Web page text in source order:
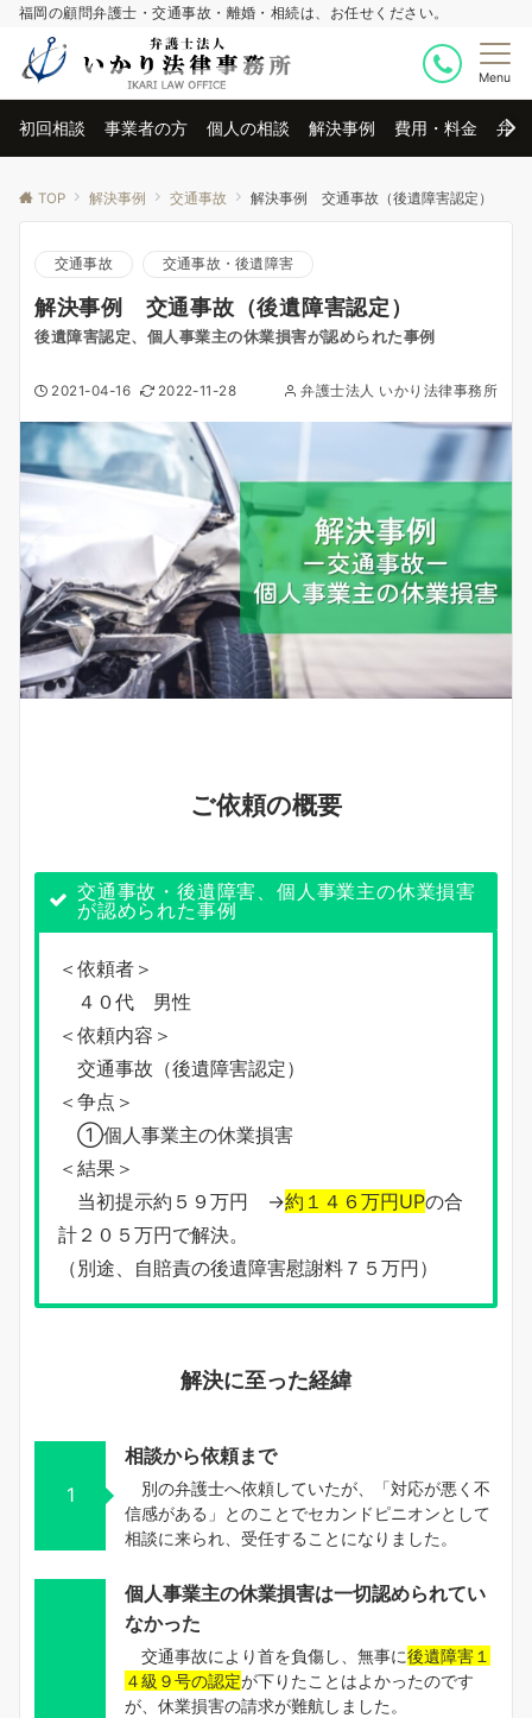
福岡の顧問弁護士・交通事故・離婚・相続は、お任せください。
Menu
初回相談 事業者の方 個人の相談 解決事例 費用・料金 弁
TOP 解決事例 交通事故 解決事例 交通事故（後遺障害認定）
交通事故 交通事故・後遺障害
解決事例 交通事故（後遺障害認定）
後遺障害認定、個人事業主の休業損害が認められた事例
2021-04-16 2022-11-28 弁護士法人 いかり法律事務所
ご依頼の概要
交通事故・後遺障害、個人事業主の休業損害
が認められた事例
＜依頼者＞
４０代 男性
＜依頼内容＞
交通事故（後遺障害認定）
＜争点＞
①個人事業主の休業損害
＜結果＞
当初提示約５９万円 →約１４６万円UPの合
計２０５万円で解決。
（別途、自賠責の後遺障害慰謝料７５万円）
解決に至った経緯
1
相談から依頼まで
別の弁護士へ依頼していたが、「対応が悪く不
信感がある」とのことでセカンドピニオンとして
相談に来られ、受任することになりました。
個人事業主の休業損害は一切認められてい
なかった
交通事故により首を負傷し、無事に後遺障害１
４級９号の認定が下りたことはよかったのです
が、休業損害の請求が難航しました。